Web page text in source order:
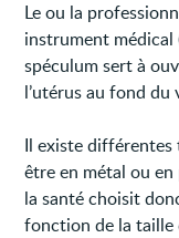
Le ou la
instrument médical
spéculum sert à
l’utérus au fond du
Il existe différentes
être en métal ou en
la santé choisit
fonction de la taille